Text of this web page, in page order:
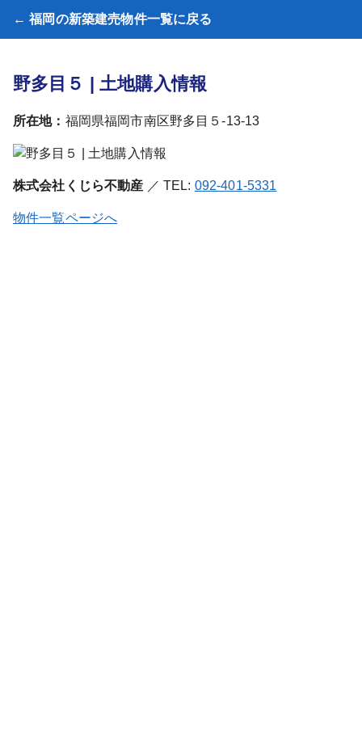
← 福岡の新築建売物件一覧に戻る
野多目５ | 土地購入情報
所在地： 福岡県福岡市南区野多目５-13-13
株式会社くじら不動産 ／ TEL: 092-401-5331
物件一覧ページへ